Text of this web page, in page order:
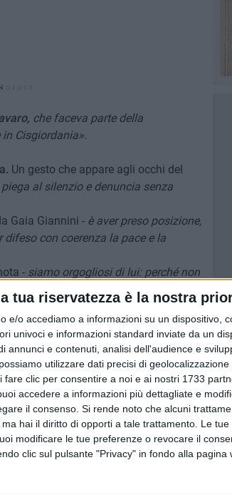
tua riservatezza è la nostra
e/o accediamo a informazioni su un dispositivo,
univoci e informazioni standard inviate da un
annunci e contenuti, analisi dell'audience e
utilizzare dati precisi di
clic per consentire a noi e ai nostri 1733
accedere a informazioni più dettagliate e
il consenso. Si rende noto che alcuni
hai il diritto di opporti a tale trattamento. Le
modificare le tue preferenze o revocare il
clic sul pulsante "Privacy" in fondo alla pagina
che faceva parte della
Cisgiordania».
Un gesto che appare agli occhi del
al silenzio e denuncia senza
Gaia Giannini -è aver preso posizione,
con coerenza la pace e la
- siamo orgogliosi di lui: perché non
i propri occhi e raccontare ciò che
chi lotta per i diritti, ma rafforza
storia», è la conclusione
a denunciare il massacro di civili a
parla di genocidio nei confronti del
Madama e lo fa per le strade, nelle
però ha reso evidentemente
rendersi necessari questi